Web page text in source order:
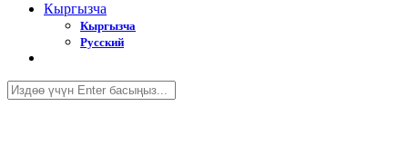
Кыргызча
Кыргызча
Русский